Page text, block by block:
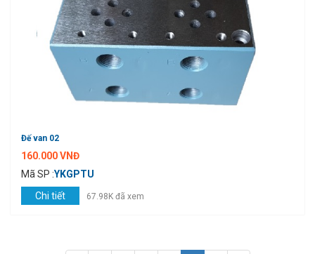
Đế van 02
160.000 VNĐ
Mã SP :YKGPTU
Chi tiết
67.98K đã xem